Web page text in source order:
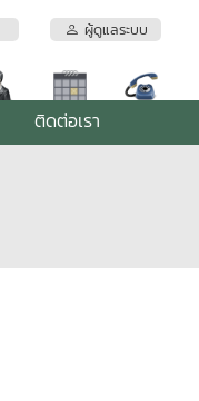
ผู้ดูแลระบบ
ติดต่อเรา